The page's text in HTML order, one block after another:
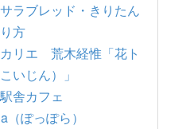
ラブレッド・きりたん
方
リエ 荒木経惟「花ト
いじん）」
舎カフェ
（ぽっぽら）